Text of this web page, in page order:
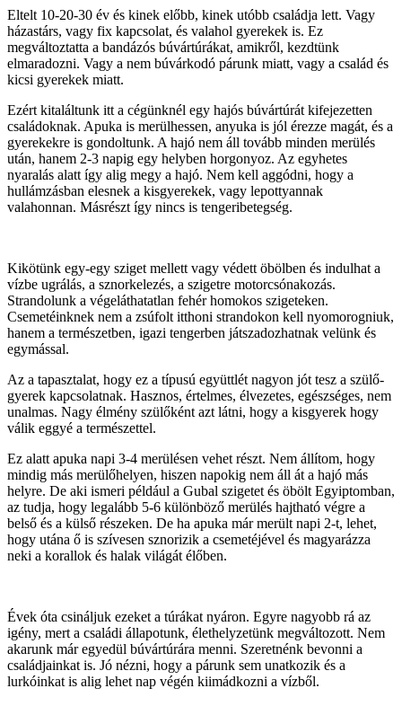
Eltelt 10-20-30 év és kinek előbb, kinek utóbb családja lett. Vagy
házastárs, vagy fix kapcsolat, és valahol gyerekek is. Ez
megváltoztatta a bandázós búvártúrákat, amikről, kezdtünk
elmaradozni. Vagy a nem búvárkodó párunk miatt, vagy a család és
kicsi gyerekek miatt.
Ezért kitaláltunk itt a cégünknél egy hajós búvártúrát kifejezetten
családoknak. Apuka is merülhessen, anyuka is jól érezze magát, és a
gyerekekre is gondoltunk. A hajó nem áll tovább minden merülés
után, hanem 2-3 napig egy helyben horgonyoz. Az egyhetes
nyaralás alatt így alig megy a hajó. Nem kell aggódni, hogy a
hullámzásban elesnek a kisgyerekek, vagy lepottyannak
valahonnan. Másrészt így nincs is tengeribetegség.
Kikötünk egy-egy sziget mellett vagy védett öbölben és indulhat a
vízbe ugrálás, a sznorkelezés, a szigetre motorcsónakozás.
Strandolunk a végeláthatatlan fehér homokos szigeteken.
Csemetéinknek nem a zsúfolt itthoni strandokon kell nyomorogniuk,
hanem a természetben, igazi tengerben játszadozhatnak velünk és
egymással.
Az a tapasztalat, hogy ez a típusú együttlét nagyon jót tesz a szülő-
gyerek kapcsolatnak. Hasznos, értelmes, élvezetes, egészséges, nem
unalmas. Nagy élmény szülőként azt látni, hogy a kisgyerek hogy
válik eggyé a természettel.
Ez alatt apuka napi 3-4 merülésen vehet részt. Nem állítom, hogy
mindig más merülőhelyen, hiszen napokig nem áll át a hajó más
helyre. De aki ismeri például a Gubal szigetet és öbölt Egyiptomban,
az tudja, hogy legalább 5-6 különböző merülés hajtható végre a
belső és a külső részeken. De ha apuka már merült napi 2-t, lehet,
hogy utána ő is szívesen sznorizik a csemetéjével és magyarázza
neki a korallok és halak világát élőben.
Évek óta csináljuk ezeket a túrákat nyáron. Egyre nagyobb rá az
igény, mert a családi állapotunk, élethelyzetünk megváltozott. Nem
akarunk már egyedül búvártúrára menni. Szeretnénk bevonni a
családjainkat is. Jó nézni, hogy a párunk sem unatkozik és a
lurkóinkat is alig lehet nap végén kiimádkozni a vízből.